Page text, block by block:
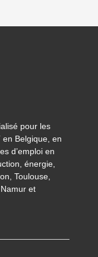
pour les
Belgique, en
d’emploi en
énergie,
Toulouse,
et